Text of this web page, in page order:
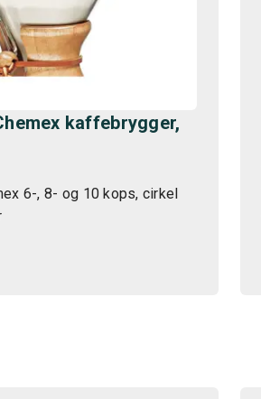
kaffebrygger,
6-, 8- og 10 kops, cirkel